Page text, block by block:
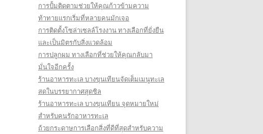
การปั้มติดตามช่วยให้คุณก้าวข้ามความ
ท้าทายแรกเริ่มที่หลายคนมักเจอ
การติดตั้งโซล่าเซลล์โรงงาน ทางเลือกที่ยั่งยืน
และเป็นมิตรกับสิ่งแวดล้อม
การปลูกผม ทางเลือกที่ช่วยให้คุณกลับมา
มั่นใจอีกครั้ง
ร้านอาหารทะเล บางขุนเทียนจัดเต็มเมนูทะเล
สดในบรรยากาศสุดชิล
ร้านอาหารทะเล บางขุนเทียน จุดหมายใหม่
สำหรับคนรักอาหารทะเล
ถ้วยกระดาษการเลือกสิ่งที่ดีที่สุดสำหรับความ